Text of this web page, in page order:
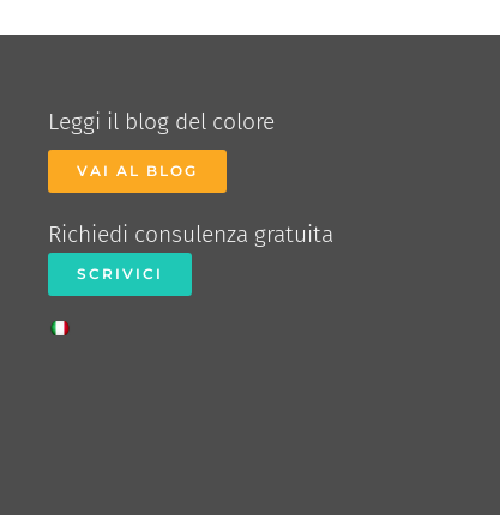
Leggi il blog del colore
VAI AL BLOG
Richiedi consulenza gratuita
SCRIVICI